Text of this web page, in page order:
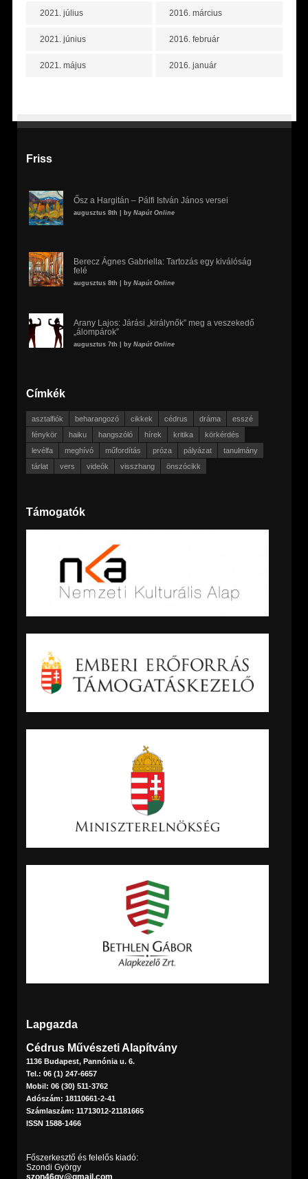
2021. július
2021. június
2021. május
2016. március
2016. február
2016. január
Friss
Ősz a Hargitán – Pálfi István János versei
augusztus 8th | by Napút Online
Berecz Ágnes Gabriella: Tartozás egy kiválóság
felé
augusztus 8th | by Napút Online
Arany Lajos: Járási „királynők” meg a veszekedő
„álompárok”
augusztus 7th | by Napút Online
Címkék
asztalfiók beharangozó cikkek cédrus dráma
esszé
fénykör
haiku hangszóló hírek kritika
körkérdés
levélfa
meghívó műfordítás próza pályázat
tanulmány
tárlat
vers videók visszhang önszócikk
Támogatók
Lapgazda
Cédrus Művészeti Alapítvány
1136 Budapest, Pannónia u. 6.
Tel.: 06 (1) 247-6657
Mobil: 06 (30) 511-3762
Adószám: 18110661-2-41
Számlaszám: 11713012-21181665
ISSN 1588-1466
Főszerkesztő és felelős kiadó:
Szondi György